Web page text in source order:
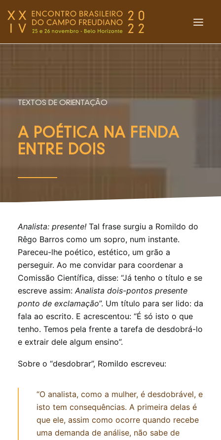
EVENTOS DAS REDES
LIVRARIA
INSCRIÇÕES
TEXTOS DE ORIENTAÇÃO
A POÉTICA NA FENDA
ENTRE DOIS
Analista: presente! Tal frase surgiu a Romildo do
Rêgo Barros como um sopro, num instante.
Pareceu-lhe poético, estético, um grão a
perseguir. Ao me convidar para coordenar a
Comissão Científica, disse: “Já tenho o título e se
escreve assim:Analista dois-pontos presente
ponto de exclamação”. Um título para ser lido: da
fala ao escrito. E acrescentou: “É só isto o que
tenho. Temos pela frente a tarefa de desdobrá-lo
e extrair dele algum ensino”.
Sobre o “desdobrar”, Romildo escreveu:
“O analista, como a mulher, é desdobrável, e
isto tem consequências. A primeira delas é
que ele, assim como ocorre quando recebe
uma demanda de análise, não sabe de